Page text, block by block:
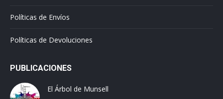
Políticas de Envíos
Políticas de Devoluciones
PUBLICACIONES
El Árbol de Munsell